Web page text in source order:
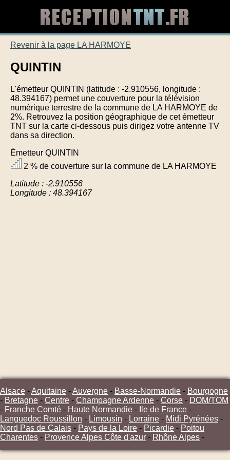
Revenir à la page LA HARMOYE
QUINTIN
L'émetteur QUINTIN (latitude : -2.910556, longitude :
48.394167) permet une couverture pour la télévision
numérique terrestre de la commune de LA HARMOYE de
2%. Retrouvez la position géographique de cet émetteur
TNT sur la carte ci-dessous puis dirigez votre antenne TV
dans sa direction.
Émetteur QUINTIN
2 % de couverture sur la commune de LA HARMOYE
Latitude : -2.910556
Longitude : 48.394167
Alsace -Aquitaine -Auvergne - Basse-Normandie - Bourgogne
- Bretagne - Centre - Champagne Ardenne - Corse - DOM/TOM
- Franche Comté - Haute Normandie - Ile de France -
Languedoc Roussillon - Limousin - Lorraine - Midi Pyrénées -
Nord Pas de Calais - Pays de la Loire - Picardie - Poitou
Charentes - Provence Alpes Côte d'azur - Rhône Alpes -